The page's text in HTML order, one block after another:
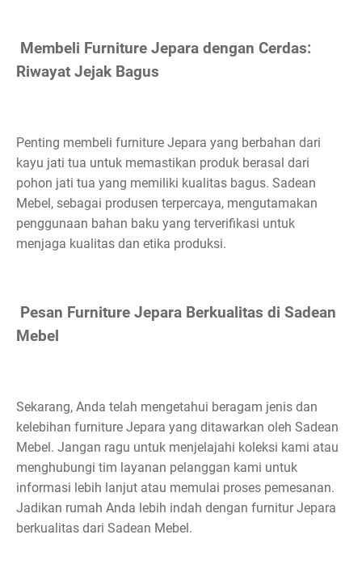
Membeli Furniture Jepara dengan Cerdas:
Riwayat Jejak Bagus
Penting membeli furniture Jepara yang berbahan dari
kayu jati tua untuk memastikan produk berasal dari
pohon jati tua yang memiliki kualitas bagus. Sadean
Mebel, sebagai produsen terpercaya, mengutamakan
penggunaan bahan baku yang terverifikasi untuk
menjaga kualitas dan etika produksi.
Pesan Furniture Jepara Berkualitas di Sadean
Mebel
Sekarang, Anda telah mengetahui beragam jenis dan
kelebihan furniture Jepara yang ditawarkan oleh Sadean
Mebel. Jangan ragu untuk menjelajahi koleksi kami atau
menghubungi tim layanan pelanggan kami untuk
informasi lebih lanjut atau memulai proses pemesanan.
Jadikan rumah Anda lebih indah dengan furnitur Jepara
berkualitas dari Sadean Mebel.